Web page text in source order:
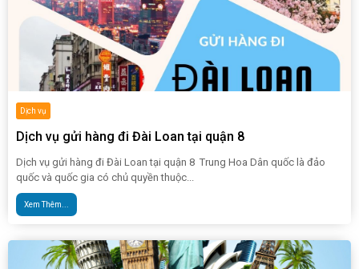
Dịch vụ
Dịch vụ gửi hàng đi Đài Loan tại quận 8
Dịch vụ gửi hàng đi Đài Loan tại quận 8 Trung Hoa Dân quốc là đảo
quốc và quốc gia có chủ quyền thuộc...
Xem Thêm...